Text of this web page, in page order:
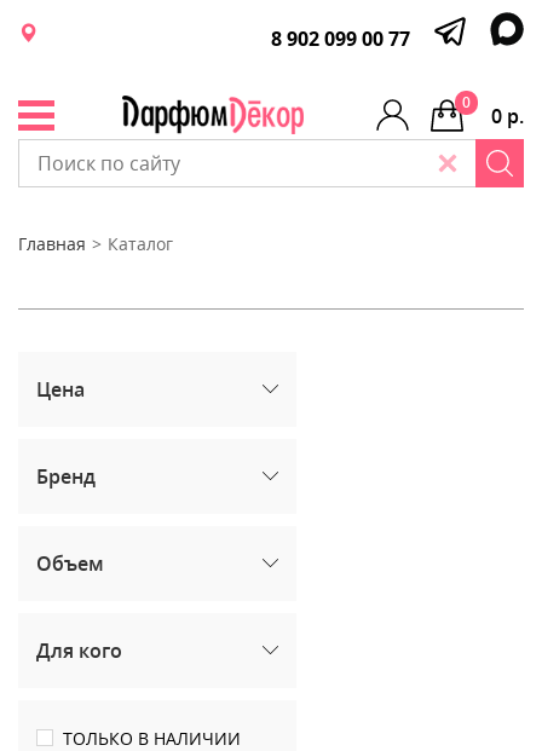
8 902 099 00 77
0 р.
0
Главная Каталог
Цена
Бренд
Объем
Для кого
ТОЛЬКО В НАЛИЧИИ